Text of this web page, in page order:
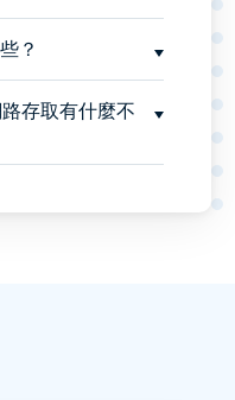
？
存取有什麼不